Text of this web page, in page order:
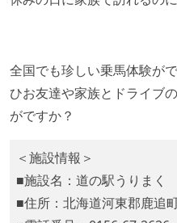
全国でも珍しい乗馬体験が
ひお友達や家族とドライブ
がですか？
＜施設情報＞
■施設名：道の駅うりまく
■住所：北海道河東郡鹿追